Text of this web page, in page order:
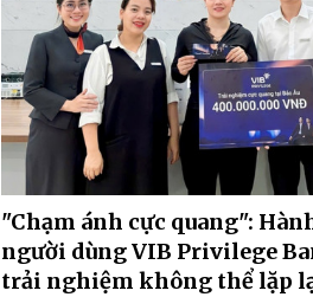
"Chạm ánh cực quang":
người dùng VIB Privilege
trải nghiệm không thể lặp